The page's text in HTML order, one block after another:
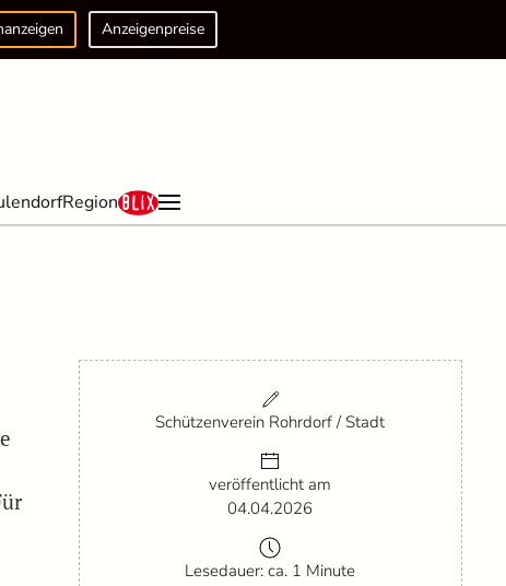
Anzeigenpreise
Region
Schützenverein Rohrdorf / Stadt
veröffentlicht am
04.04.2026
Lesedauer: ca. 1 Minute